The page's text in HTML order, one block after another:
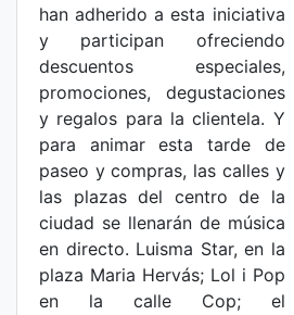
han adherido a esta iniciativa
y participan ofreciendo
descuentos especiales,
promociones, degustaciones
y regalos para la clientela. Y
para animar esta tarde de
paseo y compras, las calles y
las plazas del centro de la
ciudad se llenarán de música
en directo. Luisma Star, en la
plaza Maria Hervás; Lol i Pop
en la calle Cop; el